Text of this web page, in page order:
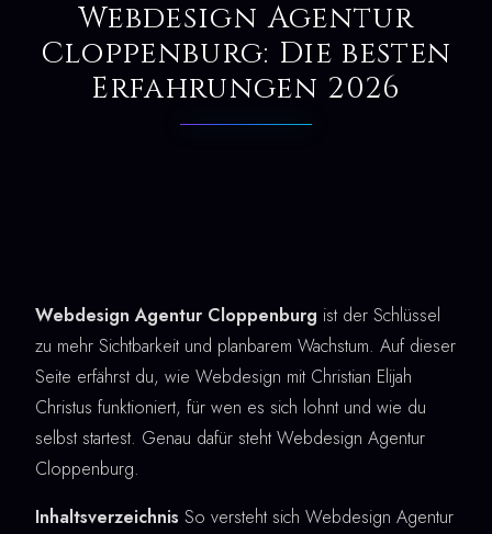
Webdesign Agentur
Cloppenburg: Die besten
Erfahrungen 2026
Webdesign Agentur Cloppenburg ist der Schlüssel
zu mehr Sichtbarkeit und planbarem Wachstum. Auf dieser
Seite erfährst du, wie Webdesign mit Christian Elijah
Christus funktioniert, für wen es sich lohnt und wie du
selbst startest. Genau dafür steht Webdesign Agentur
Cloppenburg.
Inhaltsverzeichnis So versteht sich Webdesign Agentur